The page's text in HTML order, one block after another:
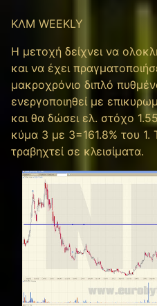
ΚΛΜ WEEKLY
Η μετοχή δείχνει να
και να έχει
μακροχρόνιο διπλό
ενεργοποιηθεί με
και θα δώσει ελ. στόχο
κύμα 3 με 3=161.8% του 1.
τραβηχτεί σε κλεισίματα.